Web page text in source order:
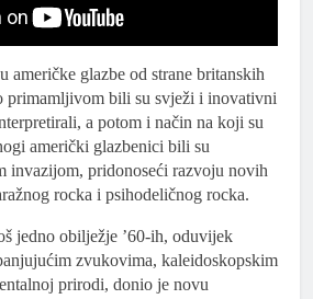
američke glazbe od strane britanskih
primamljivom bili su svježi i inovativni
a potom i način na koji su
američki glazbenici bili su
invazijom, pridonoseći razvoju novih
rocka i psihodeličnog rocka.
jedno obilježje ’60-ih, oduvijek
zvukovima, kaleidoskopskim
prirodi, donio je novu